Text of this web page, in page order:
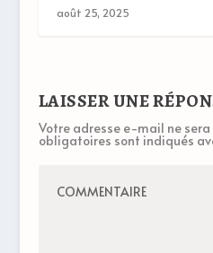
août 25, 2025
LAISSER UNE
Votre adresse e-mail ne
obligatoires sont indiqués